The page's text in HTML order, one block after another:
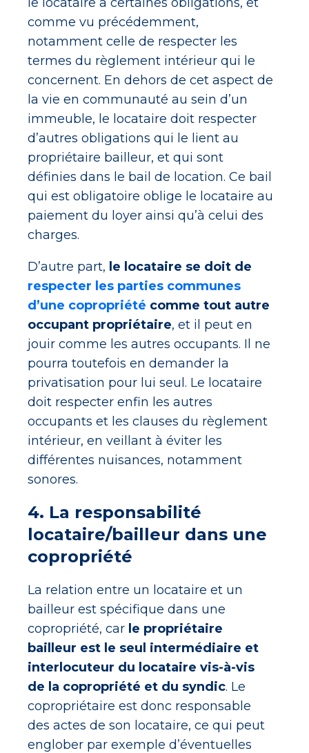
comme vu précédemment,
notamment celle de respecter les
termes du règlement intérieur qui le
concernent. En dehors de cet aspect de
la vie en communauté au sein d’un
immeuble, le locataire doit respecter
d’autres obligations qui le lient au
propriétaire bailleur, et qui sont
définies dans le bail de location. Ce bail
qui est obligatoire oblige le locataire au
paiement du loyer ainsi qu’à celui des
charges.
D’autre part, le locataire se doit de
respecter les parties communes
d’une copropriété comme tout autre
occupant propriétaire, et il peut en
jouir comme les autres occupants. Il ne
pourra toutefois en demander la
privatisation pour lui seul. Le locataire
doit respecter enfin les autres
occupants et les clauses du règlement
intérieur, en veillant à éviter les
différentes nuisances, notamment
sonores.
4. La responsabilité
locataire/bailleur dans une
copropriété
La relation entre un locataire et un
bailleur est spécifique dans une
copropriété, car le propriétaire
bailleur est le seul intermédiaire et
interlocuteur du locataire vis-à-vis
de la copropriété et du syndic. Le
copropriétaire est donc responsable
des actes de son locataire, ce qui peut
englober par exemple d’éventuelles